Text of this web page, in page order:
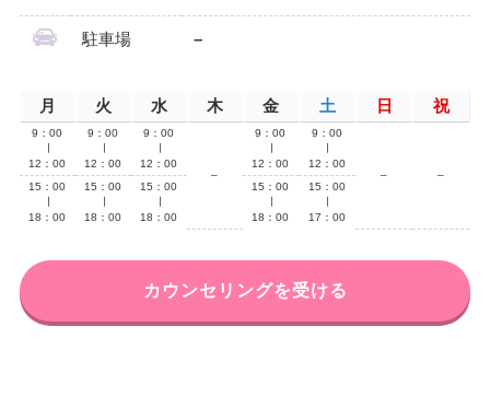
駐車場 –
月 火 水 木 金 土 日 祝
9：00
12：00
9：00
12：00
9：00
12：00
–
9：00
12：00
9：00
12：00
–
–
15：00
18：00
15：00
18：00
15：00
18：00
15：00
18：00
15：00
17：00
カウンセリングを受ける